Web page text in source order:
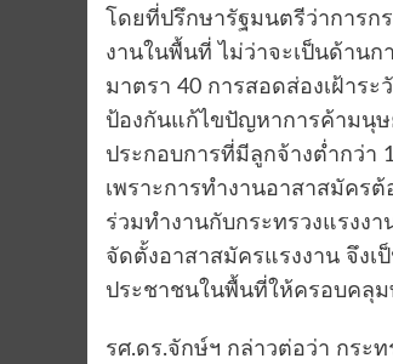
โดยที่ปรึกษารัฐมนตรีว่าการ
งานในพื้นที่ ไม่ว่าจะเป็นด้าน
มาตรา 40 การสอดส่องเฝ้าร
ป้องกันแก้ไขปัญหาการค้ามนุ
ประกอบการที่มีลูกจ้างต่ำกว่า
เพราะการทำงานอาสาสมัคร
ร่วมทำงานกับกระทรวงแรงง
จัดตั้งอาสาสมัครแรงงาน จึง
ประชาชนในพื้นที่ให้ครอบคลุ
รศ.ดร.จักษ์ฯ กล่าวต่อว่า กระ